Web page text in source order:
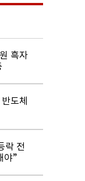
흑자
도체
락 전
야”